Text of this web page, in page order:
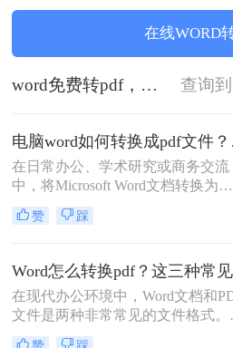
私安全。助
于找到解决方
公。
在线WORD
word免费转pdf，终于找到解决方法了 查询到
电脑
在日常办公、学术研究或商务交流
中，将Microsoft Word文档转换为
PDF（Portable Document Format，便
携式文档格式）已成为一项不可或
一致性、出色的安全性以及固定的
版布局，赢得了全球用户的信赖。
论是提交论文报告、发送商业合同
还是分享个人简历，PDF都能确保
收方看到的内容与您精心设计的完
赞 踩
在现代办公环境中，Word文档和
文件是两种非常常见的文件格式。
Word文档因其编辑灵活而广受欢迎
赞 踩